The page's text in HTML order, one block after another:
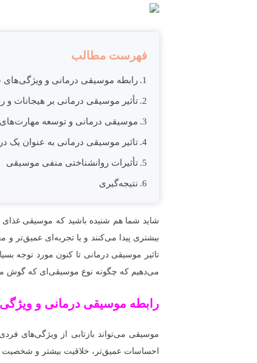
فهرست مطالب
رابطه موسیقی درمانی و
تأثیر موسیقی درمانی بر هیجانات و
موسیقی درمانی و توسعه
تاثیر موسیقی درمانی به عنوان یک
تأثیرات روانشناختی منفی موسیقی
نتیجه‌گیری
شاید شما هم شنیده باشید که موسیقی
بیشتری پیدا می‌کنند و یا تجربه‌ای عمیق‌تر
تاثیر موسیقی درمانی تا کنون مورد توجه
می‌دهیم که چگونه نوع موسیقی‌ای که گوش
رابطه موسیقی درمانی و
موسیقی می‌تواند بازتابی از ویژگی‌های
احساسات عمیق‌تر، خلاقیت بیشتر و